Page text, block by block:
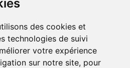
des cookies et
technologies de suivi
votre expérience
sur notre site, pour